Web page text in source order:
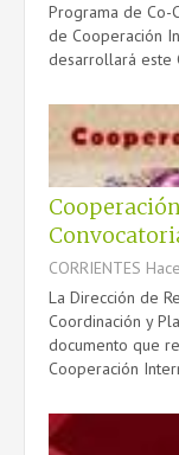
Programa de Co-
de Cooperación
desarrollará este
CORRIENTES
La Dirección de
Coordinación y
documento que
Cooperación